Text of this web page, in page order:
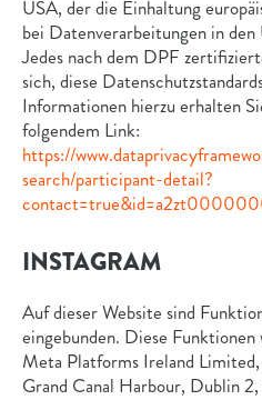
USA, der die Einhaltung
bei Datenverarbeitungen in
Jedes nach dem DPF
sich, diese
Informationen hierzu erhalten
folgendem Link:
https://
search/participant-detail?
INSTAGRAM
Auf dieser Website sind
eingebunden. Diese
Meta Platforms Ireland
Grand Canal Harbour, Dublin